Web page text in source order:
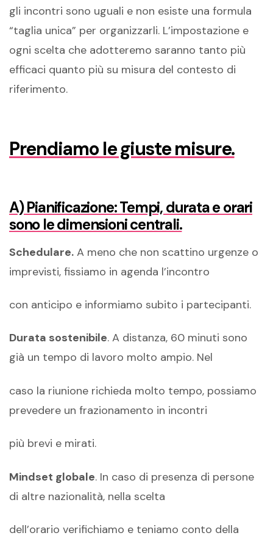
gli incontri sono uguali e non esiste una formula
“taglia unica” per organizzarli. L’impostazione e
ogni scelta che adotteremo saranno tanto più
efficaci quanto più su misura del contesto di
riferimento.
Prendiamo le giuste misure.
A) Pianificazione: Tempi, durata e orari
sono le dimensioni centrali.
Schedulare. A meno che non scattino urgenze o
imprevisti, fissiamo in agenda l’incontro
con anticipo e informiamo subito i partecipanti.
Durata sostenibile. A distanza, 60 minuti sono
già un tempo di lavoro molto ampio. Nel
caso la riunione richieda molto tempo, possiamo
prevedere un frazionamento in incontri
più brevi e mirati.
Mindset globale. In caso di presenza di persone
di altre nazionalità, nella scelta
dell’orario verifichiamo e teniamo conto della